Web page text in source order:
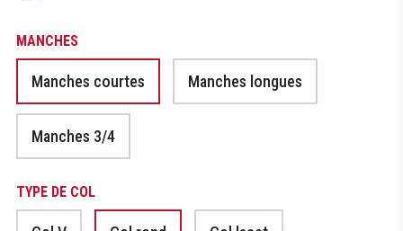
MANCHES
Manches courtes Manches longues
Manches 3/4
TYPE DE COL